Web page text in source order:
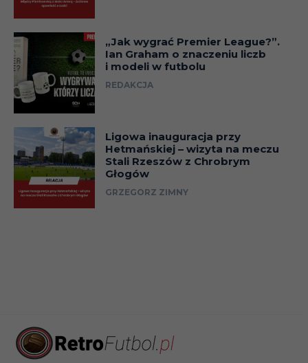
„Jak wygrać Premier League?”.
Ian Graham o znaczeniu liczb
i modeli w futbolu
REDAKCJA
Ligowa inauguracja przy
Hetmańskiej – wizyta na meczu
Stali Rzeszów z Chrobrym
Głogów
GRZEGORZ ZIMNY